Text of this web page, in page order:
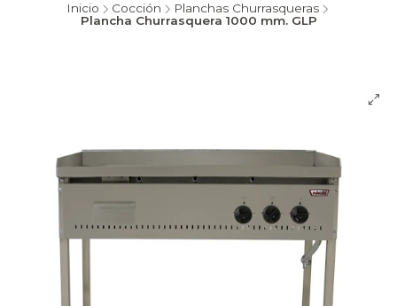
Inicio Cocción
Planchas Churrasqueras
Plancha Churrasquera 1000 mm. GLP